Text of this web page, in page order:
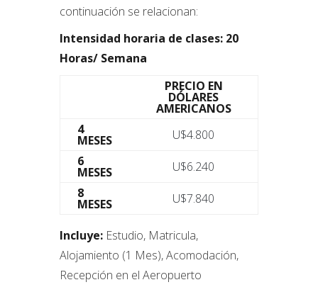
continuación se relacionan:
Intensidad horaria de clases: 20
Horas/ Semana
PRECIO EN
DÓLARES
AMERICANOS
4
MESES
U$4.800
6
MESES
U$6.240
8
MESES U$7.840
Incluye: Estudio, Matricula,
Alojamiento (1 Mes), Acomodación,
Recepción en el Aeropuerto